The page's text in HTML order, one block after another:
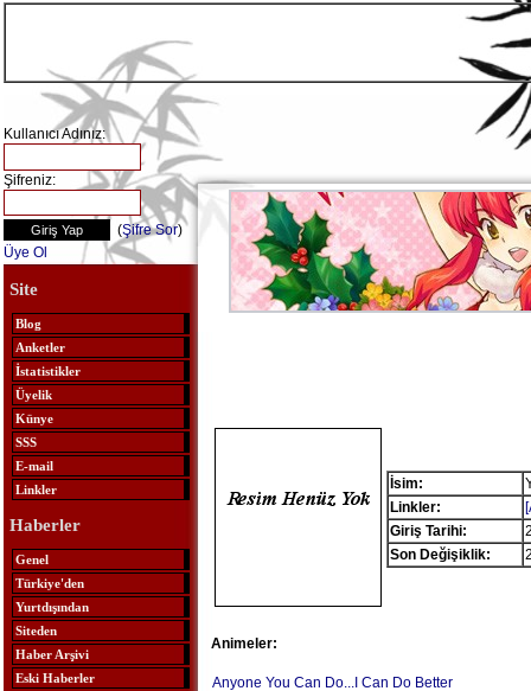
Kullanıcı Adınız:
Şifreniz:
(Şifre Sor)
Üye Ol
Site
Blog
Anketler
İstatistikler
Üyelik
Künye
SSS
E-mail
Linkler
Haberler
Genel
Türkiye'den
Yurtdışından
Siteden
Haber Arşivi
Eski Haberler
İsim:
Linkler:
Giriş Tarihi:
Son Değişiklik:
Animeler:
Anyone You Can Do...I Can Do Better